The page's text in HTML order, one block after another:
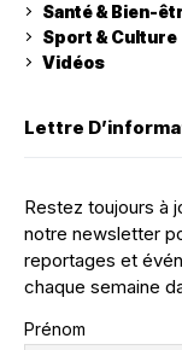
Santé & Bien-
Sport & Culture
Vidéos
Lettre
Restez toujours à
notre newsletter
reportages et
chaque semaine
Prénom